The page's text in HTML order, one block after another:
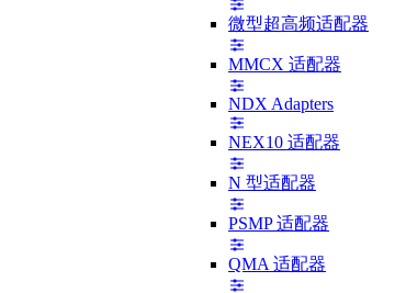
微型超高频适配器
MMCX 适配器
NDX Adapters
NEX10 适配器
N 型适配器
PSMP 适配器
QMA 适配器